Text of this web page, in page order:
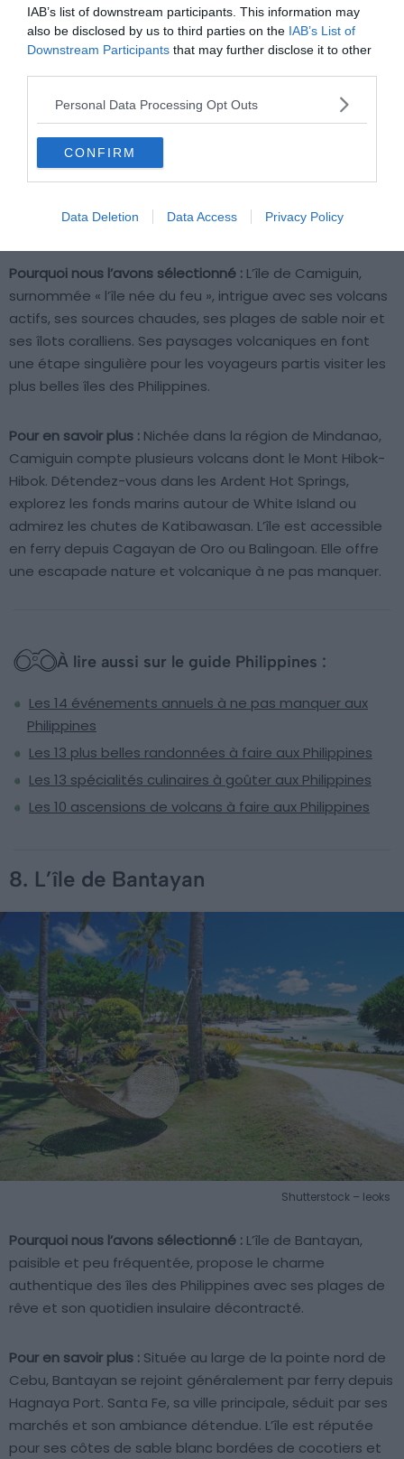
IAB’s list of downstream participants. This information may
also be disclosed by us to third parties on the IAB’s List of
Downstream Participants that may further disclose it to other
Personal Data Processing Opt Outs
CONFIRM
Data Deletion Data Access Privacy Policy
Pourquoi nous l’avons sélectionné : L’île de Camiguin,
surnommée « l’île née du feu », intrigue avec ses volcans
actifs, ses sources chaudes, ses plages de sable noir et
ses îlots coralliens. Ses paysages volcaniques en font
une étape singulière pour les voyageurs partis visiter les
plus belles îles des Philippines.
Pour en savoir plus : Nichée dans la région de Mindanao,
Camiguin compte plusieurs volcans dont le Mont Hibok-
Hibok. Détendez-vous dans les Ardent Hot Springs,
explorez les fonds marins autour de White Island ou
admirez les chutes de Katibawasan. L’île est accessible
en ferry depuis Cagayan de Oro ou Balingoan. Elle offre
une escapade nature et volcanique à ne pas manquer.
À lire aussi sur le guide Philippines :
Les 14 événements annuels à ne pas manquer aux
Philippines
Les 13 plus belles randonnées à faire aux Philippines
Les 13 spécialités culinaires à goûter aux Philippines
Les 10 ascensions de volcans à faire aux Philippines
8. L’île de Bantayan
Shutterstock – leoks
Pourquoi nous l’avons sélectionné : L’île de Bantayan,
paisible et peu fréquentée, propose le charme
authentique des îles des Philippines avec ses plages de
rêve et son quotidien insulaire décontracté.
Pour en savoir plus : Située au large de la pointe nord de
Cebu, Bantayan se rejoint généralement par ferry depuis
Hagnaya Port. Santa Fe, sa ville principale, séduit par ses
marchés et son ambiance détendue. L’île est réputée
pour ses côtes de sable blanc bordées de cocotiers et